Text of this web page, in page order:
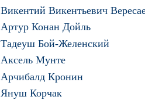
Викентий Викентьевич
Артур Конан Дойль
Тадеуш Бой-Желенский
Аксель Мунте
Арчибалд Кронин
Януш Корчак